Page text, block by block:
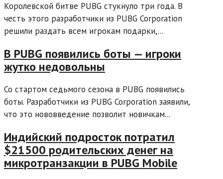
Королевской битве PUBG стукнуло три года. В
честь этого разработчики из PUBG Corporation
решили раздать всем игрокам подарки,...
В PUBG появились боты — игроки
жутко недовольны
Со стартом седьмого сезона в PUBG появились
боты. Разработчики из PUBG Corporation заявили,
что это нововведение позволит новичкам...
Индийский подросток потратил
$21500 родительских денег на
микротранзакции в PUBG Mobile